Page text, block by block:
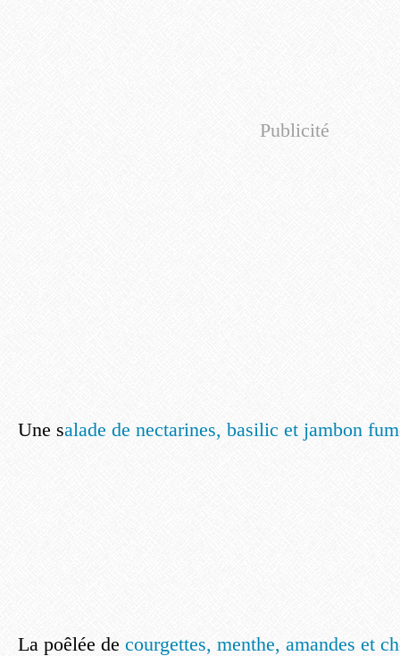
Publicité
Une salade de nectarines, basilic et jambon
La poêlée de courgettes, menthe, amandes et